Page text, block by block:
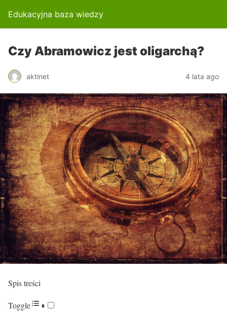
Edukacyjna baza wiedzy
Czy Abramowicz jest oligarchą?
aktinet 4 lata ago
Spis treści
Toggle